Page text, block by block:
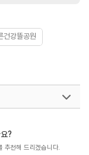
건강뜰공원
?
추천해 드리겠습니다.